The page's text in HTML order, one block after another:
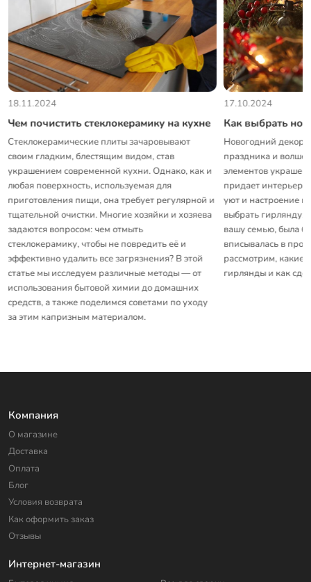
другому и не
и процветания!
18.11.2024
Чем почистить стеклокерамику на кухне
Стеклокерамические плиты зачаровывают
своим гладким, блестящим видом, став
украшением современной кухни. Однако, как и
любая поверхность, используемая для
приготовления пищи, она требует регулярной и
тщательной очистки. Многие хозяйки и хозяева
задаются вопросом: чем отмыть
стеклокерамику, чтобы не повредить её и
эффективно удалить все загрязнения? В этой
статье мы исследуем различные методы — от
использования бытовой химии до домашних
средств, а также поделимся советами по уходу
за этим капризным материалом.
17.10.2024
Как выбрать
Новогодний декор
праздника и
элементов
придает интерьеру
уют и настроение
выбрать гирлянду,
вашу семью, была
вписывалась в
рассмотрим, какие
гирлянды и как
Компания
О магазине
Доставка
Оплата
Блог
Условия возврата
Как оформить заказ
Отзывы
Интернет-магазин